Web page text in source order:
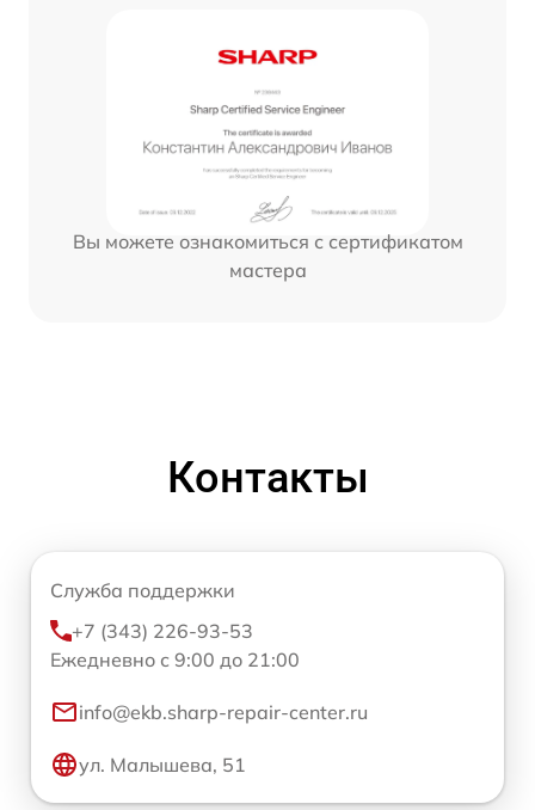
Вы можете ознакомиться с сертификатом
мастера
Контакты
Служба поддержки
+7 (343) 226-93-53
Ежедневно с 9:00 до 21:00
info@ekb.sharp-repair-center.ru
ул. Малышева, 51